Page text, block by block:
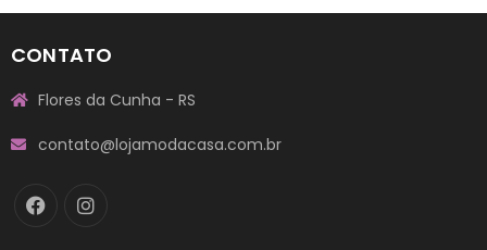
CONTATO
Flores da Cunha - RS
contato@lojamodacasa.com.br